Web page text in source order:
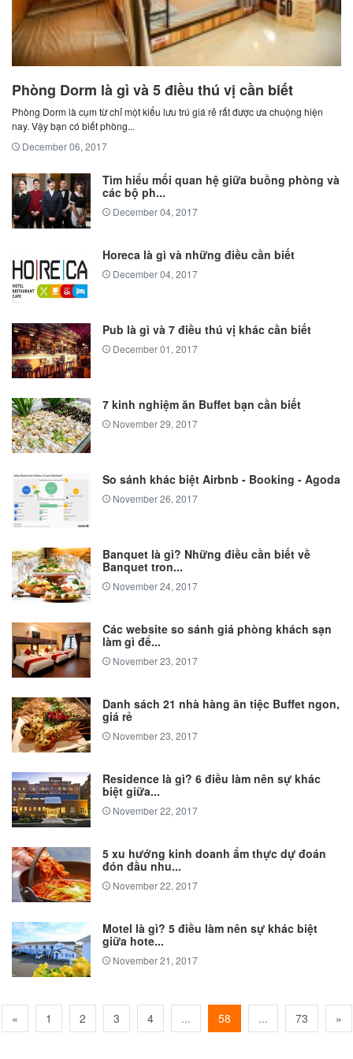
Phòng Dorm là gì và 5 điều thú vị cần biết
Phòng Dorm là cụm từ chỉ một kiểu lưu trú giá rẻ rất được ưa chuộng hiện
nay. Vậy bạn có biết phòng...
December 06, 2017
Tìm hiểu mối quan hệ giữa buồng phòng và
các bộ ph...
December 04, 2017
Horeca là gì và những điều cần biết
December 04, 2017
Pub là gì và 7 điều thú vị khác cần biết
December 01, 2017
7 kinh nghiệm ăn Buffet bạn cần biết
November 29, 2017
So sánh khác biệt Airbnb - Booking - Agoda
November 26, 2017
Banquet là gì? Những điều cần biết về
Banquet tron...
November 24, 2017
Các website so sánh giá phòng khách sạn
làm gì để...
November 23, 2017
Danh sách 21 nhà hàng ăn tiệc Buffet ngon,
giá rẻ
November 23, 2017
Residence là gì? 6 điều làm nên sự khác
biệt giữa...
November 22, 2017
5 xu hướng kinh doanh ẩm thực dự đoán
đón đầu nhu...
November 22, 2017
Motel là gì? 5 điều làm nên sự khác biệt
giữa hote...
November 21, 2017
« 1 2 3 4 ... 58 ... 73 »